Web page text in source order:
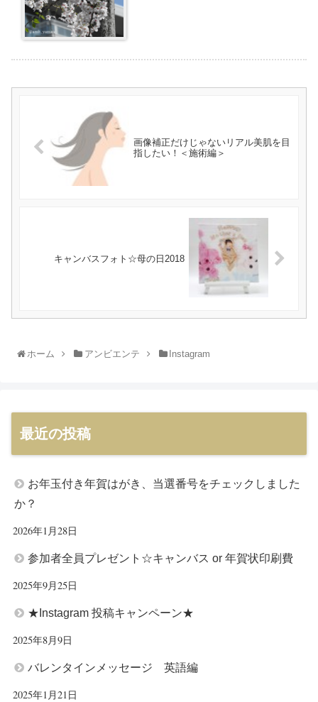
画像補正だけじゃないリアル美肌を目
指したい！＜施術編＞
キャンバスフォト☆母の日2018
ホーム アンビエンテ Instagram
最近の投稿
お年玉付き年賀はがき、当選番号をチェックしました
か？
2026年1月28日
参加者全員プレゼント☆キャンバス or 年賀状印刷費
2025年9月25日
★Instagram 投稿キャンペーン★
2025年8月9日
バレンタインメッセージ 英語編
2025年1月21日